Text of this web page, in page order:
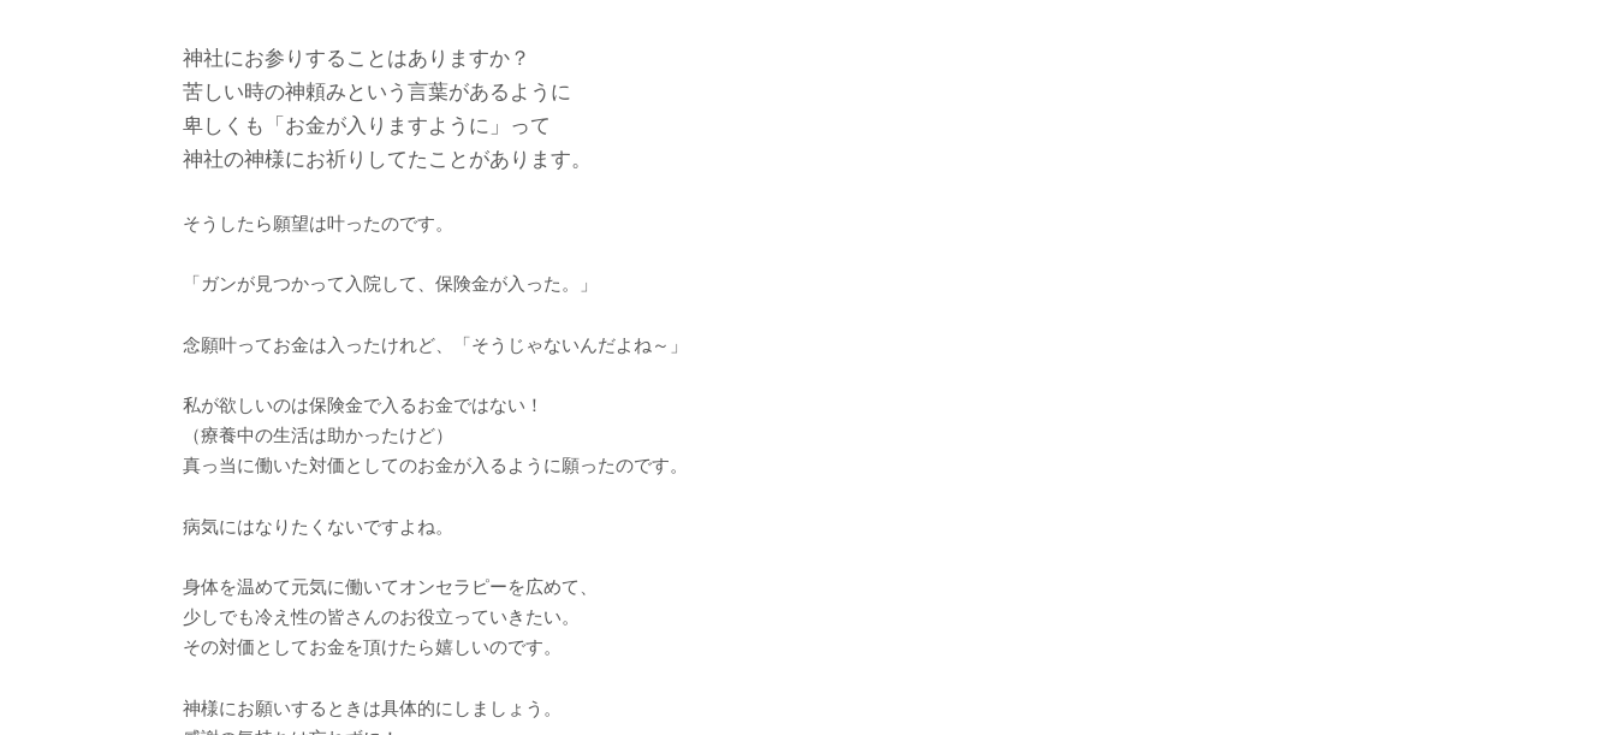
神社にお参りすることはありますか？
苦しい時の神頼みという言葉があるように
卑しくも「お金が入りますように」って
神社の神様にお祈りしてたことがあります。
そうしたら願望は叶ったのです。
「ガンが見つかって入院して、保険金が入った。」
念願叶ってお金は入ったけれど、「そうじゃないんだよね～」
私が欲しいのは保険金で入るお金ではない！
（療養中の生活は助かったけど）
真っ当に働いた対価としてのお金が入るように願ったのです。
病気にはなりたくないですよね。
身体を温めて元気に働いてオンセラピーを広めて、
少しでも冷え性の皆さんのお役立っていきたい。
その対価としてお金を頂けたら嬉しいのです。
神様にお願いするときは具体的にしましょう。